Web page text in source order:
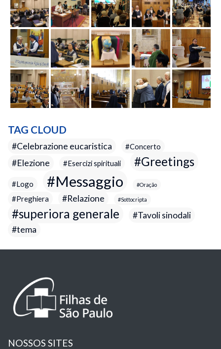
TAG CLOUD
Celebrazione eucaristica Concerto
Elezione Esercizi spirituali Greetings
Logo Messaggio Oração
Preghiera Relazione Sottocripta
superiora generale
Tavoli sinodali
tema
NOSSOS SITES